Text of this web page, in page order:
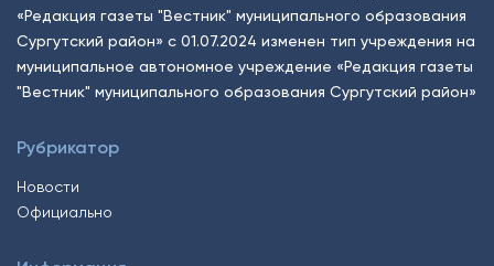
«Редакция газеты "Вестник" муниципального образования
Сургутский район» с 01.07.2024 изменен тип учреждения на
муниципальное автономное учреждение «Редакция газеты
"Вестник" муниципального образования Сургутский район»
Рубрикатор
Новости
Официально